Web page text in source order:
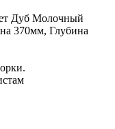
Дуб Молочный
370мм, Глубина